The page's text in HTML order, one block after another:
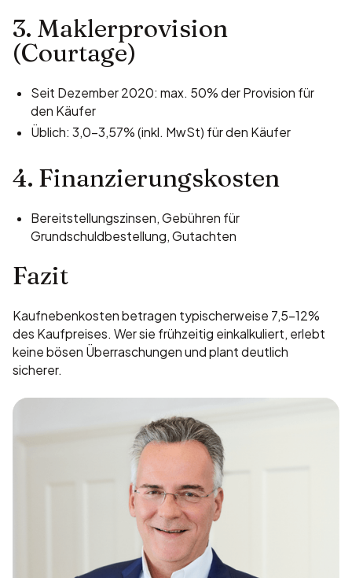
3. Maklerprovision
(Courtage)
Seit Dezember 2020: max. 50% der Provision für
den Käufer
Üblich: 3,0–3,57% (inkl. MwSt) für den Käufer
4. Finanzierungskosten
Bereitstellungszinsen, Gebühren für
Grundschuldbestellung, Gutachten
Fazit
Kaufnebenkosten betragen typischerweise 7,5–12%
des Kaufpreises. Wer sie frühzeitig einkalkuliert, erlebt
keine bösen Überraschungen und plant deutlich
sicherer.